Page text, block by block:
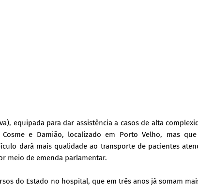
equipada para dar assistência a casos de alta
e Damião, localizado em Porto Velho, mas
dará mais qualidade ao transporte de pacientes
meio de emenda parlamentar.
do Estado no hospital, que em três anos já somam